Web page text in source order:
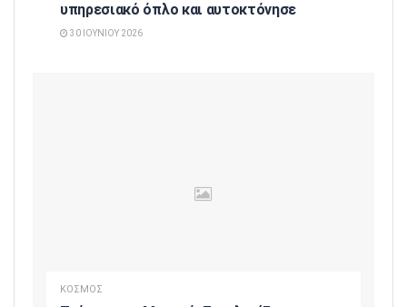
υπηρεσιακό όπλο και αυτοκτόνησε
30 ΙΟΥΝΊΟΥ 2026
ΚΟΣΜΟΣ